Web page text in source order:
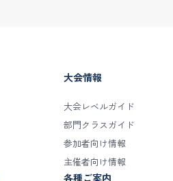
大会情報
大会レベルガイド
部門クラスガイド
参加者向け情報
主催者向け情報
各種ご案内